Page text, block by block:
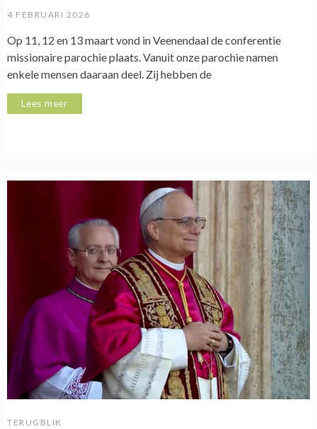
4 FEBRUARI 2026
Op 11, 12 en 13 maart vond in Veenendaal de conferentie
missionaire parochie plaats. Vanuit onze parochie namen
enkele mensen daaraan deel. Zij hebben de
Lees meer
TERUGBLIK